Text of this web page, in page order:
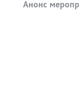
Анонс